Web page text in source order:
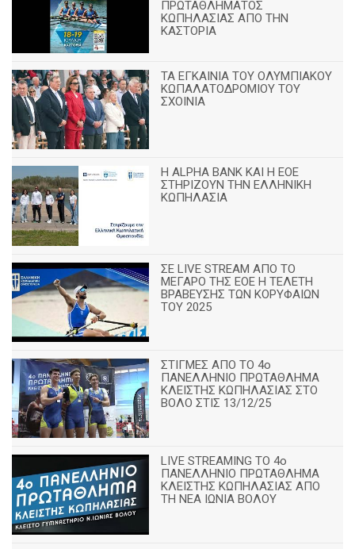
ΠΡΩΤΑΘΛΗΜΑΤΟΣ
ΚΩΠΗΛΑΣΙΑΣ ΑΠΟ ΤΗΝ
ΚΑΣΤΟΡΙΑ
TA ΕΓΚΑΙΝΙΑ ΤΟΥ ΟΛΥΜΠΙΑΚΟΥ
ΚΩΠΑΛΑΤΟΔΡΟΜΙΟΥ ΤΟΥ
ΣΧΟΙΝΙΑ
H ALPHA BANK ΚΑΙ Η ΕΟΕ
ΣΤΗΡΙΖΟΥΝ ΤΗΝ ΕΛΛΗΝΙΚΗ
ΚΩΠΗΛΑΣΙΑ
ΣΕ LIVE STREAM ΑΠΟ ΤΟ
ΜΕΓΑΡΟ ΤΗΣ ΕΟΕ Η ΤΕΛΕΤΗ
ΒΡΑΒΕΥΣΗΣ ΤΩΝ ΚΟΡΥΦΑΙΩΝ
ΤΟΥ 2025
ΣΤΙΓΜΕΣ ΑΠΟ ΤΟ 4ο
ΠΑΝΕΛΛΗΝΙΟ ΠΡΩΤΑΘΛΗΜΑ
ΚΛΕΙΣΤΗΣ ΚΩΠΗΛΑΣΙΑΣ ΣΤΟ
ΒΟΛΟ ΣΤΙΣ 13/12/25
LIVE STREAMING ΤΟ 4ο
ΠΑΝΕΛΛΗΝΙΟ ΠΡΩΤΑΘΛΗΜΑ
ΚΛΕΙΣΤΗΣ ΚΩΠΗΛΑΣΙΑΣ ΑΠΟ
ΤΗ ΝΕΑ ΙΩΝΙΑ ΒΟΛΟΥ